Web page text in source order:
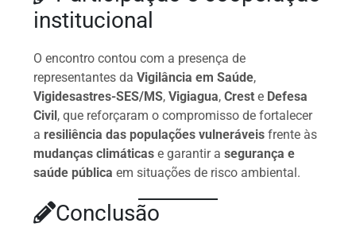
institucional
O encontro contou com a presença de
representantes daVigilância em Saúde,
Vigidesastres-SES/MS,Vigiagua,Crest e Defesa
Civil, que reforçaram o compromisso de fortalecer
a resiliência das populações vulneráveis frente às
mudanças climáticas e garantir asegurança e
saúde pública em situações de risco ambiental.
Conclusão